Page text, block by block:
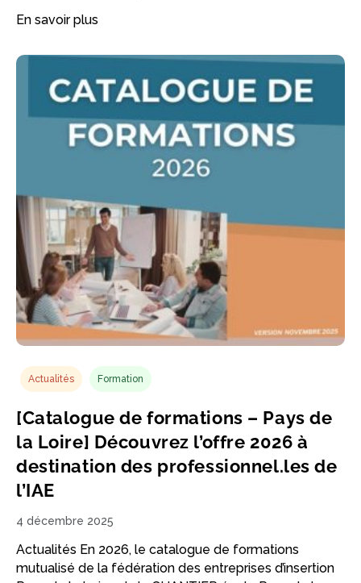
En savoir plus
Actualités Formation
[Catalogue de formations – Pays de
la Loire] Découvrez l’offre 2026 à
destination des professionnel.les de
l’IAE
4 décembre 2025
Actualités En 2026, le catalogue de formations
mutualisé de la fédération des entreprises d’insertion